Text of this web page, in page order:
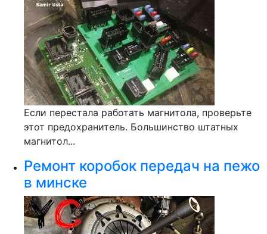
Если перестала работать магнитола, проверьте
этот предохранитель. Большинство штатных
магнитол...
Ремонт коробок передач на пежо
в минске